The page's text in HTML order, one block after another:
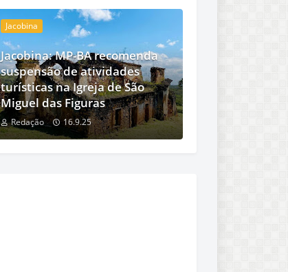
Jacobina
Jacobina: MP-BA recomenda
suspensão de atividades
turísticas na Igreja de São
Miguel das Figuras
Redação 16.9.25